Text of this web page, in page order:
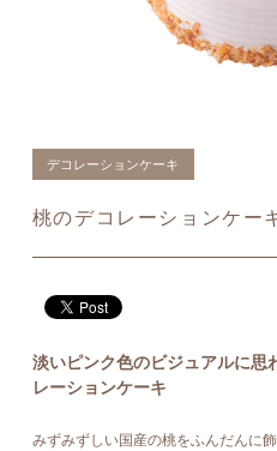
デコレーションケーキ
桃のデコレーションケー
淡いピンク色のビジュアルに思
レーションケーキ
みずみずしい国産の桃をふんだんに飾